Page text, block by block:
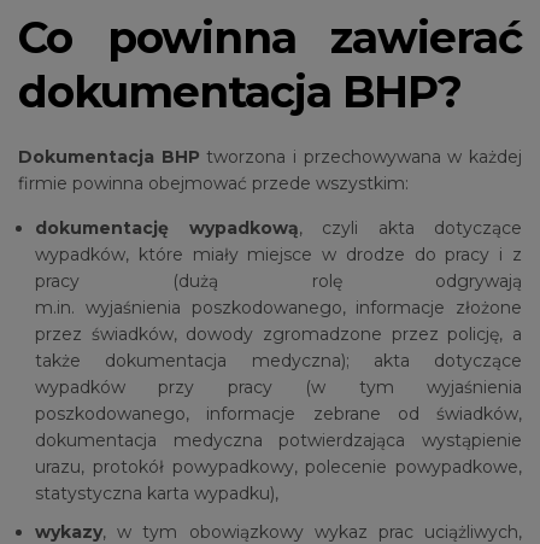
Co powinna zawierać
dokumentacja BHP?
Dokumentacja BHP tworzona i przechowywana w każdej
firmie powinna obejmować przede wszystkim:
dokumentację wypadkową, czyli akta dotyczące
wypadków, które miały miejsce w drodze do pracy i z
pracy (dużą rolę odgrywają
m.in. wyjaśnienia poszkodowanego, informacje złożone
przez świadków, dowody zgromadzone przez policję, a
także dokumentacja medyczna); akta dotyczące
wypadków przy pracy (w tym wyjaśnienia
poszkodowanego, informacje zebrane od świadków,
dokumentacja medyczna potwierdzająca wystąpienie
urazu, protokół powypadkowy, polecenie powypadkowe,
statystyczna karta wypadku),
wykazy, w tym obowiązkowy wykaz prac uciążliwych,